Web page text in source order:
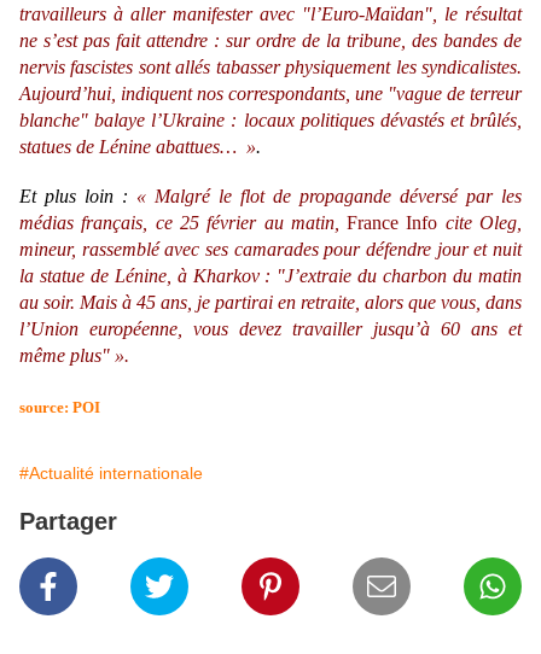
travailleurs à aller manifester avec "l’Euro-Maïdan", le résultat
ne s’est pas fait attendre : sur ordre de la tribune, des bandes de
nervis fascistes sont allés tabasser physiquement les syndicalistes.
Aujourd’hui, indiquent nos correspondants, une "vague de terreur
blanche" balaye l’Ukraine : locaux politiques dévastés et brûlés,
statues de Lénine abattues… ».
Et plus loin : « Malgré le flot de propagande déversé par les
médias français, ce 25 février au matin,France Info cite Oleg,
mineur, rassemblé avec ses camarades pour défendre jour et nuit
la statue de Lénine, à Kharkov : "J’extraie du charbon du matin
au soir. Mais à 45 ans, je partirai en retraite, alors que vous, dans
l’Union européenne, vous devez travailler jusqu’à 60 ans et
même plus" ».
source: POI
#Actualité internationale
Partager